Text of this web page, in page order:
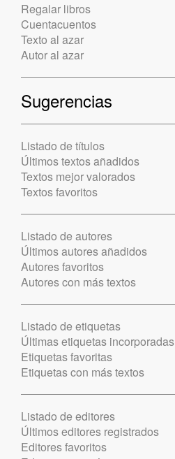
Regalar libros
Cuentacuentos
Texto al azar
Autor al azar
Sugerencias
Listado de títulos
Últimos textos añadidos
Textos mejor valorados
Textos favoritos
Listado de autores
Últimos autores añadidos
Autores favoritos
Autores con más textos
Listado de etiquetas
Últimas etiquetas incorporadas
Etiquetas favoritas
Etiquetas con más textos
Listado de editores
Últimos editores registrados
Editores favoritos